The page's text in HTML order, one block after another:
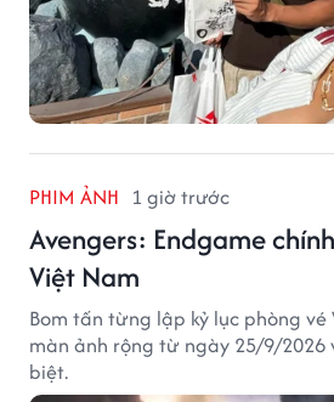
PHIM ẢNH 1 giờ trước
Avengers: Endgame
Việt Nam
Bom tấn từng lập kỷ lục phòng
màn ảnh rộng từ ngày 25/9/2026
biệt.